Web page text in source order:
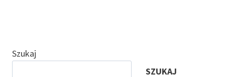
Szukaj
SZUKAJ